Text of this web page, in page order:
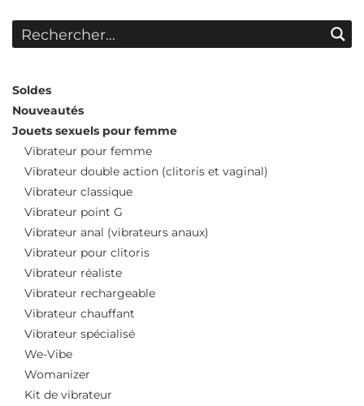
Soldes
Nouveautés
Jouets sexuels pour femme
Vibrateur pour femme
Vibrateur double action (clitoris et vaginal)
Vibrateur classique
Vibrateur point G
Vibrateur anal (vibrateurs anaux)
Vibrateur pour clitoris
Vibrateur réaliste
Vibrateur rechargeable
Vibrateur chauffant
Vibrateur spécialisé
We-Vibe
Womanizer
Kit de vibrateur